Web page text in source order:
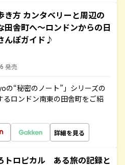
き方 カンタベリーと周辺の
田舎町へ～ロンドンからの日
んぽガイド♪
発売
の“秘密のノート”」シリーズの
ロンドン南東の田舎町をご紹
詳細を見る
トロピカル ある旅の記録と